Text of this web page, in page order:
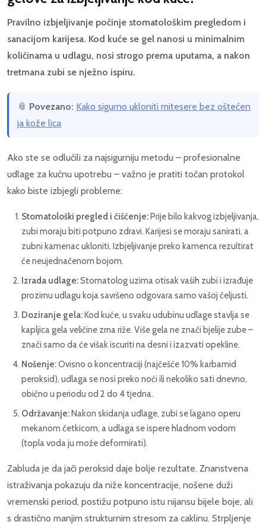
Pravilno izbjeljivanje počinje stomatološkim pregledom i
sanacijom karijesa. Kod kuće se gel nanosi u minimalnim
količinama u udlagu, nosi strogo prema uputama, a nakon
tretmana zubi se nježno ispiru.
📎 Povezano: Kako sigurno ukloniti mitesere bez oštećen
ja kože lica
Ako ste se odlučili za najsigurniju metodu – profesionalne
udlage za kućnu upotrebu – važno je pratiti točan protokol
kako biste izbjegli probleme:
Stomatološki pregled i čišćenje: Prije bilo kakvog izbjeljivanja,
zubi moraju biti potpuno zdravi. Karijesi se moraju sanirati, a
zubni kamenac ukloniti. Izbjeljivanje preko kamenca rezultirat
će neujednačenom bojom.
Izrada udlage:Stomatolog uzima otisak vaših zubi i izrađuje
prozirnu udlagu koja savršeno odgovara samo vašoj čeljusti.
Doziranje gela: Kod kuće, u svaku udubinu udlage stavlja se
kapljica gela veličine zrna riže. Više gela ne znači bjelije zube –
znači samo da će višak iscuriti na desni i izazvati opekline.
Nošenje:Ovisno o koncentraciji (najčešće 10% karbamid
peroksid), udlaga se nosi preko noći ili nekoliko sati dnevno,
obično u periodu od 2 do 4 tjedna.
Održavanje: Nakon skidanja udlage, zubi se lagano operu
mekanom četkicom, a udlaga se ispere hladnom vodom
(topla voda ju može deformirati).
Zabluda je da jači peroksid daje bolje rezultate. Znanstvena
istraživanja pokazuju da niže koncentracije, nošene duži
vremenski period, postižu potpuno istu nijansu bijele boje, ali
s drastično manjim strukturnim stresom za caklinu. Strpljenje